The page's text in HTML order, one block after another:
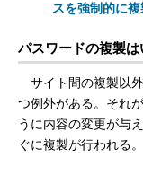
スを強制的に
パスワードの複製は
サイト間の複製以
つ例外がある。それ
うに内容の変更が与
ぐに複製が行われる。